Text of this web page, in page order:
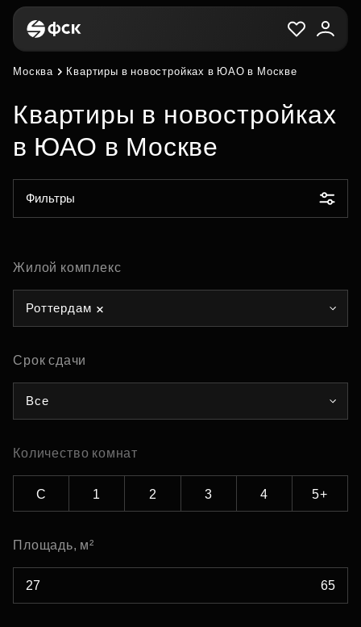
Москва Квартиры в новостройках в ЮАО в Москве
Квартиры в новостройках
в ЮАО в Москве
Фильтры
Жилой комплекс
Роттердам
Срок сдачи
Все
Количество комнат
С 1 2 3 4 5+
Площадь, м²